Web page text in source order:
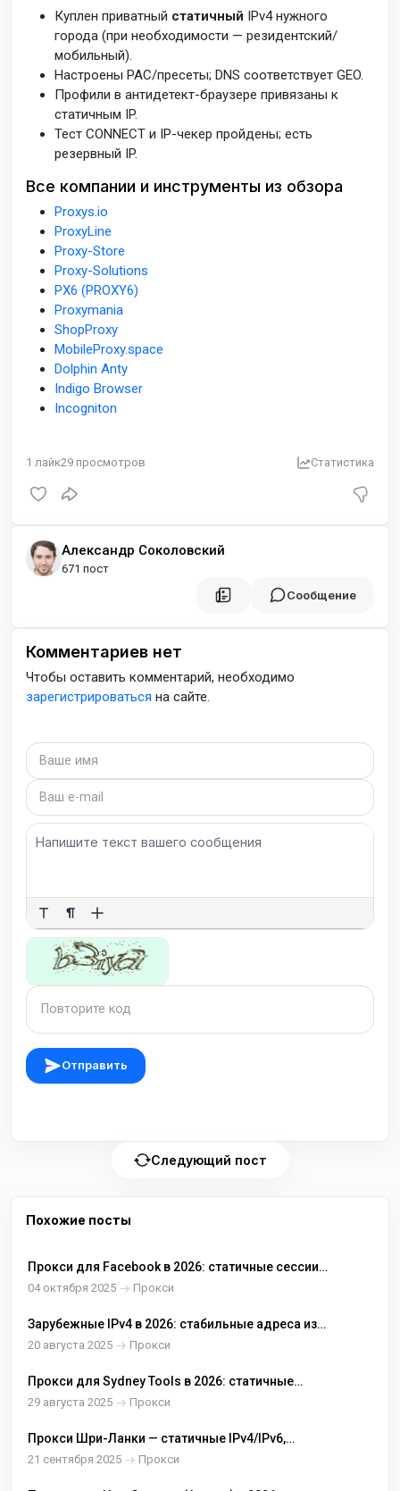
Куплен приватный статичный IPv4 нужного
города (при необходимости — резидентский/
мобильный).
Настроены PAC/пресеты; DNS соответствует GEO.
Профили в антидетект-браузере привязаны к
статичным IP.
Тест CONNECT и IP-чекер пройдены; есть
резервный IP.
Все компании и инструменты из обзора
Proxys.io
ProxyLine
Proxy-Store
Proxy-Solutions
PX6 (PROXY6)
Proxymania
ShopProxy
MobileProxy.space
Dolphin Anty
Indigo Browser
Incogniton
1 лайк29 просмотров Статистика
Александр Соколовский
671 пост
Сообщение
Комментариев нет
Чтобы оставить комментарий, необходимо
зарегистрироваться на сайте.
Отправить
Следующий пост
Похожие посты
Прокси для Facebook в 2026: статичные сессии,
аккуратная реклама и безопасная работа с
04 октября 2025 Прокси
Зарубежные IPv4 в 2026: стабильные адреса из
ЕС/США для проектов и кабинетов
20 августа 2025 Прокси
Прокси для Sydney Tools в 2026: статичные
IPv4/IPv6 для покупок, оплаты и QA в Австралии
29 августа 2025 Прокси
Прокси Шри-Ланки — статичные IPv4/IPv6,
HTTP(S), SOCKS5
21 сентября 2025 Прокси